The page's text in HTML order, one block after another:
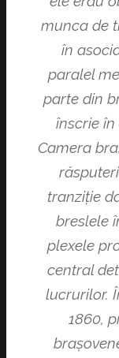
munca de
în
paralel
parte din
înscrie
Camera
tranziţie
breslele
plexele
central
lucrurilor.
1860,